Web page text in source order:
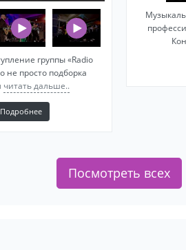
группы «Radio
не просто подборка
читать дальше..
Подробнее
Посмотреть всех